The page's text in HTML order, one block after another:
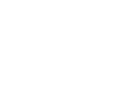
El informe, tal y como
implantación de
parque de vivienda
43 barrios, y es en la
permitirán más